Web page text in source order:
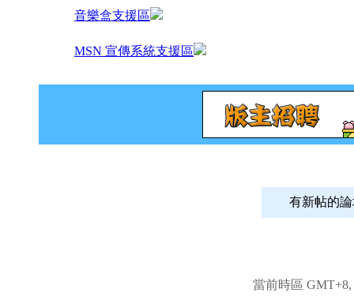
音樂盒支援區
MSN 宣傳系統支援區
有新帖
當前時區 GMT+8,